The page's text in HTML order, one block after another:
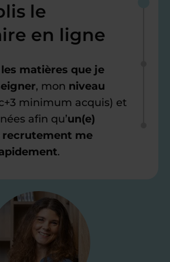
le
en ligne
les matières que je
, mon niveau
minimum acquis) et
afin qu’un(e)
recrutement me
.
ma